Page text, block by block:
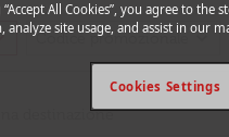
Codice promozionale expand_more
“Accept All Cookies”, you agree to
analyze site usage, and assist in our
Cookies Settings